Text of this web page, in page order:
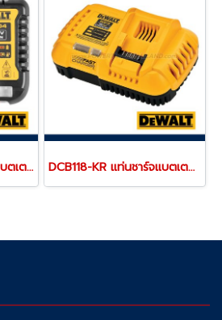
DCB1104-B1 แท่นชาร์จแบตเตอรี่ 12V/20V MAX (ใช้ชาร์จแบตเตอรี่ DEWALT ได้ทุกรุ่น) ขนาดเล็กพกพา "DEWALT" ดีวอลท์ DCB118-KR แท่นชาร์จแบตเตอรี่ 20V/60MAX (ใช้ชาร์จแบตเตอรี่ 18V,20V ขึ้นไป)"DEWALT" ดีวอลท์